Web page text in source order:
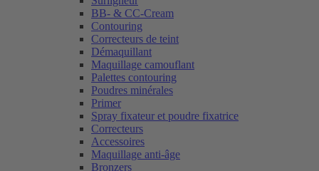
BB- & CC-Cream
Contouring
Correcteurs de teint
Démaquillant
Maquillage camouflant
Palettes contouring
Poudres minérales
Primer
Spray fixateur et poudre fixatrice
Correcteurs
Accessoires
Maquillage anti-âge
Bronzers